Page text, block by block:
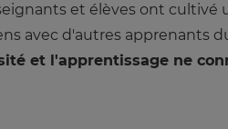
et élèves ont cultivé
avec d'autres apprenants
et l'apprentissage ne